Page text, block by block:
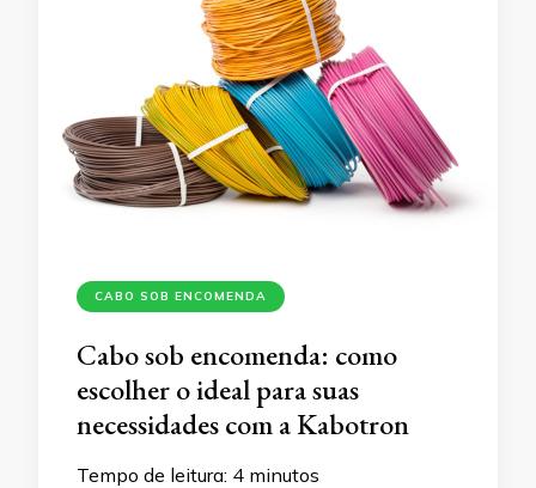
CABO SOB ENCOMENDA
Cabo sob encomenda: como
escolher o ideal para suas
necessidades com a Kabotron
Tempo de leitura: 4 minutos